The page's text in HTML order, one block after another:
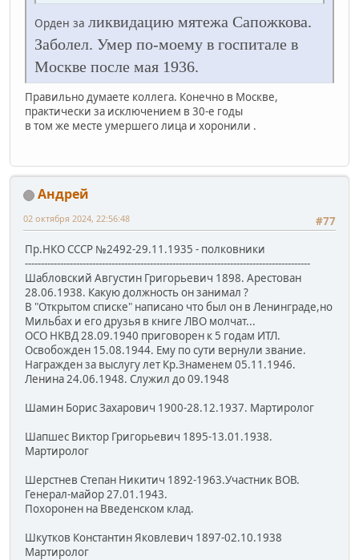
Орден за ликвидацию мятежа Сапожкова.
Заболел. Умер по-моему в госпитале в
Москве после мая 1936.
Правильно думаете коллега. Конечно в Москве,
практически за исключением в 30-е годы
в том же месте умершего лица и хоронили .
Андрей
#77
02 октября 2024, 22:56:48
Пр.НКО СССР №2492-29.11.1935 - полковники
-----------------------------------------------------------------------------------------
Шабловский Августин Григорьевич 1898. Арестован
28.06.1938. Какую должность он занимал ?
В "Открытом списке" написано что был он в Ленинграде,но
Мильбах и его друзья в книге ЛВО молчат...
ОСО НКВД 28.09.1940 приговорен к 5 годам ИТЛ.
Освобожден 15.08.1944. Ему по сути вернули звание.
Награжден за выслугу лет Кр.Знаменем 05.11.1946.
Ленина 24.06.1948. Служил до 09.1948
Шамин Борис Захарович 1900-28.12.1937. Мартиролог
Шапшес Виктор Григорьевич 1895-13.01.1938.
Мартиролог
Шерстнев Степан Никитич 1892-1963.Участник ВОВ.
Генерал-майор 27.01.1943.
Похоронен на Введенском клад.
Шкутков Константин Яковлевич 1897-02.10.1938
Мартиролог